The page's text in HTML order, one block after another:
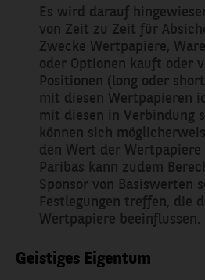
Es wird darauf
von Zeit zu Zeit für
Zwecke Wertpapiere,
oder Optionen kauft oder
Positionen (long oder
mit diesen Wertpapieren
mit diesen in Verbindung
können sich
den Wert der Wertpapiere
Paribas kann zudem
Sponsor von Basiswerten
Festlegungen treffen, die
Wertpapiere beeinflussen.
Geistiges Eigentum